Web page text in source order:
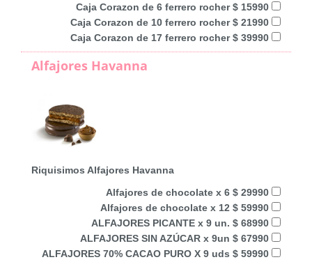
Caja Corazon de 6 ferrero rocher $ 15990
Caja Corazon de 10 ferrero rocher $ 21990
Caja Corazon de 17 ferrero rocher $ 39990
Alfajores Havanna
Riquisimos Alfajores Havanna
Alfajores de chocolate x 6 $ 29990
Alfajores de chocolate x 12 $ 59990
ALFAJORES PICANTE x 9 un. $ 68990
ALFAJORES SIN AZÚCAR x 9un $ 67990
ALFAJORES 70% CACAO PURO X 9 uds $ 59990